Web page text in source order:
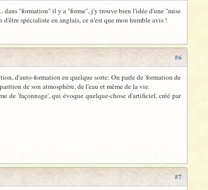
dans "formation" il y a "forme", j'y trouve bien l'idée d'une "mise
spécialiste en anglais, ce n'est que mon humble avis !
#6
d'auto-formation en quelque sorte: On parle de 'formation de
de son atmosphère, de l'eau et même de la vie.
de 'façonnage', qui évoque quelque-chose d'artificiel, créé par
#7